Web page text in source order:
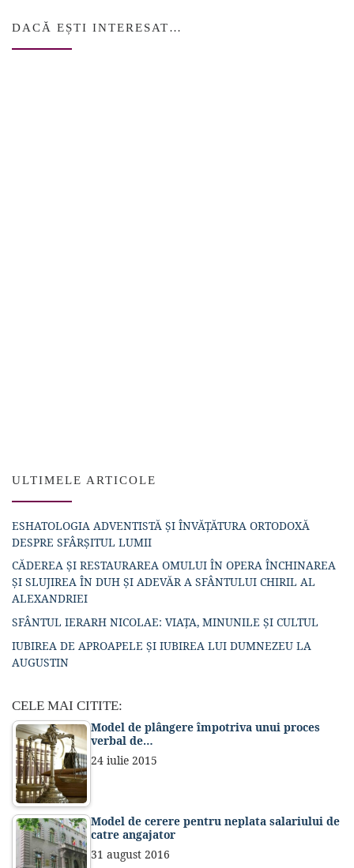
DACĂ EȘTI INTERESAT…
ULTIMELE ARTICOLE
ESHATOLOGIA ADVENTISTĂ ȘI ÎNVĂȚĂTURA ORTODOXĂ
DESPRE SFÂRȘITUL LUMII
CĂDEREA ȘI RESTAURAREA OMULUI ÎN OPERA ÎNCHINAREA
ȘI SLUJIREA ÎN DUH ȘI ADEVĂR A SFÂNTULUI CHIRIL AL
ALEXANDRIEI
SFÂNTUL IERARH NICOLAE: VIAȚA, MINUNILE ȘI CULTUL
IUBIREA DE APROAPELE ȘI IUBIREA LUI DUMNEZEU LA
AUGUSTIN
CELE MAI CITITE:
Model de plângere împotriva unui proces
verbal de…
24 iulie 2015
Model de cerere pentru neplata salariului de
catre angajator
31 august 2016